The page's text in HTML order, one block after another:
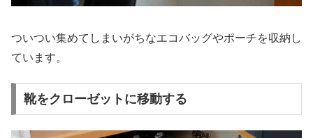
ついつい集めてしまいがちなエコバッグやポーチを収納し
ています。
靴をクローゼットに移動する